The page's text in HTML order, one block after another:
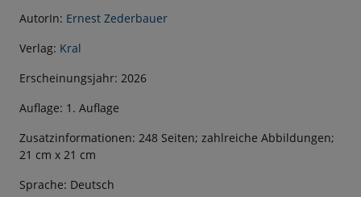
AutorIn: Ernest Zederbauer
Verlag: Kral
Erscheinungsjahr: 2026
Auflage: 1. Auflage
Zusatzinformationen: 248 Seiten; zahlreiche Abbildungen;
21 cm x 21 cm
Sprache: Deutsch